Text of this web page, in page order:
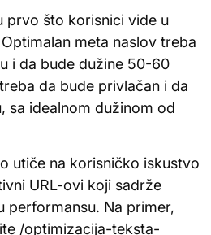
prvo što korisnici vide u
meta naslov treba
i da bude dužine 50-60
da bude privlačan i da
sa idealnom dužinom od
utiče na korisničko iskustvo
URL-ovi koji sadrže
performansu. Na primer,
/optimizacija-teksta-